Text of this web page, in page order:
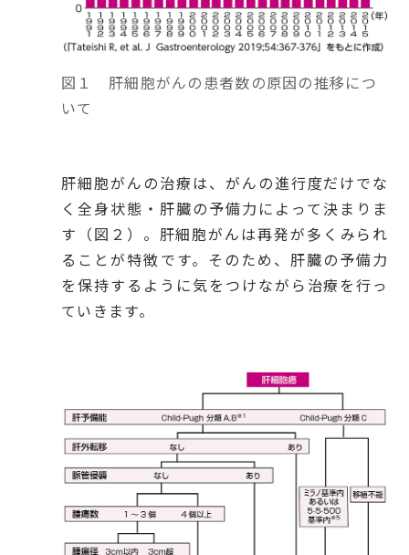
図１ 肝細胞がんの患者数の原因の推移につ
いて
肝細胞がんの治療は、がんの進行度だけでな
く全身状態・肝臓の予備力によって決まりま
す（図２）。肝細胞がんは再発が多くみられ
ることが特徴です。そのため、肝臓の予備力
を保持するように気をつけながら治療を行っ
ていきます。